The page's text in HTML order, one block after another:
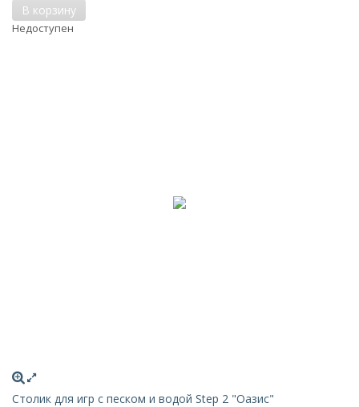
В корзину
Недоступен
Столик для игр с песком и водой Step 2 "Оазис"